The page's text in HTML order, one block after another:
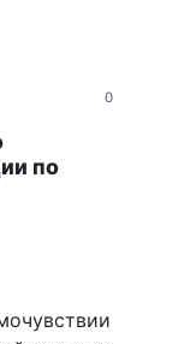
0
по